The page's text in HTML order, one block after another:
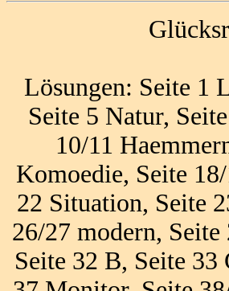
Lösungen: Seite 1
Seite 5 Natur,
10/11
Komoedie, Seite
22 Situation, Seite
26/27 modern,
Seite 32 B, Seite